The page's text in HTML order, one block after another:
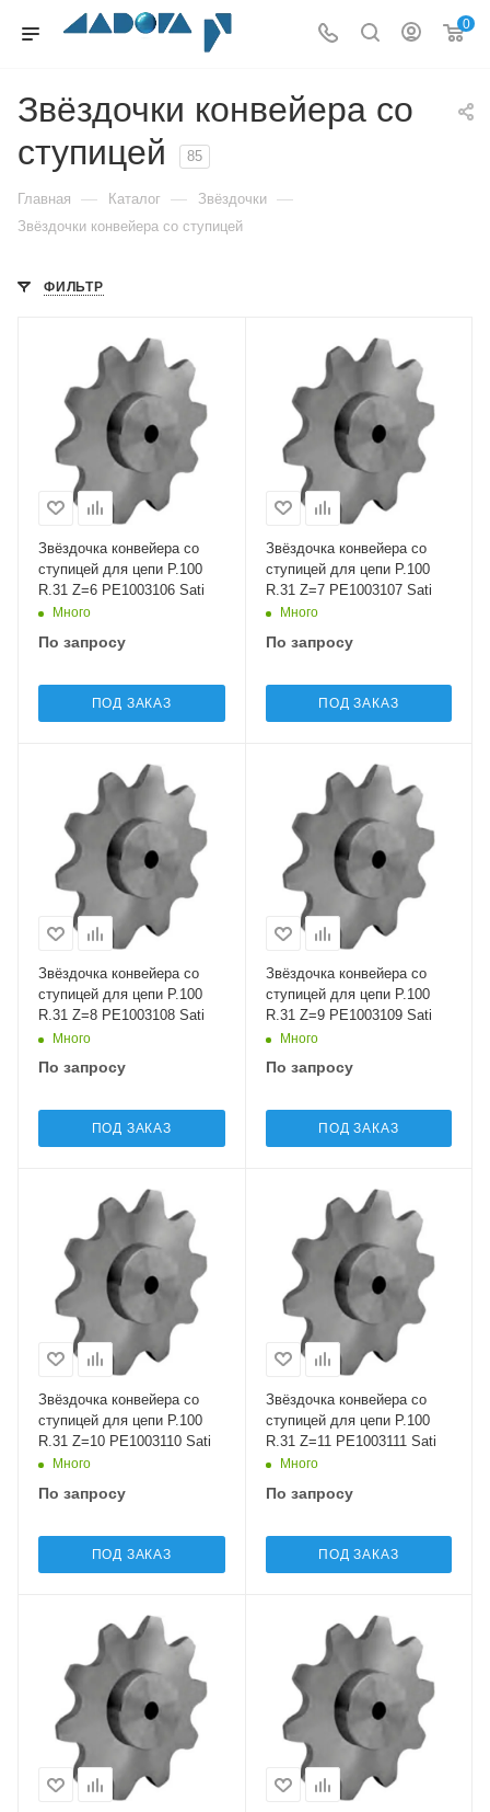
0
Звёздочки конвейера со
ступицей
85
Главная — Каталог — Звёздочки —
Звёздочки конвейера со ступицей
ФИЛЬТР
Звёздочка конвейера со
ступицей для цепи P.100
R.31 Z=6 PE1003106 Sati
Много
По запросу
ПОД ЗАКАЗ
Звёздочка конвейера со
ступицей для цепи P.100
R.31 Z=7 PE1003107 Sati
Много
По запросу
ПОД ЗАКАЗ
Звёздочка конвейера со
ступицей для цепи P.100
R.31 Z=8 PE1003108 Sati
Много
По запросу
ПОД ЗАКАЗ
Звёздочка конвейера со
ступицей для цепи P.100
R.31 Z=9 PE1003109 Sati
Много
По запросу
ПОД ЗАКАЗ
Звёздочка конвейера со
ступицей для цепи P.100
R.31 Z=10 PE1003110 Sati
Много
По запросу
ПОД ЗАКАЗ
Звёздочка конвейера со
ступицей для цепи P.100
R.31 Z=11 PE1003111 Sati
Много
По запросу
ПОД ЗАКАЗ